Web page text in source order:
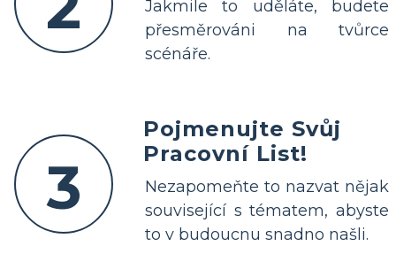
Jakmile to uděláte, budete
přesměrováni na tvůrce
scénáře.
3
Pojmenujte Svůj
Pracovní List!
Nezapomeňte to nazvat nějak
související s tématem, abyste
to v budoucnu snadno našli.